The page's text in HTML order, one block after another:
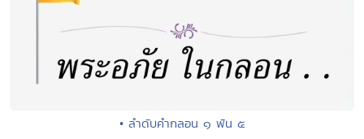
• ลำดับคำกลอน ๑ พัน ๕